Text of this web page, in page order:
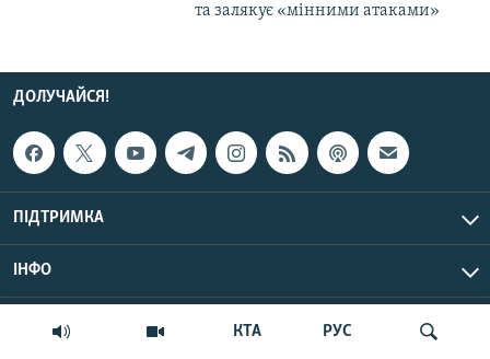
КТА РУС
та залякує «мінними атаками»
ДОЛУЧАЙСЯ!
ПІДТРИМКА
ІНФО
© Крим.Реалії, 2026 | Усі права застережено.